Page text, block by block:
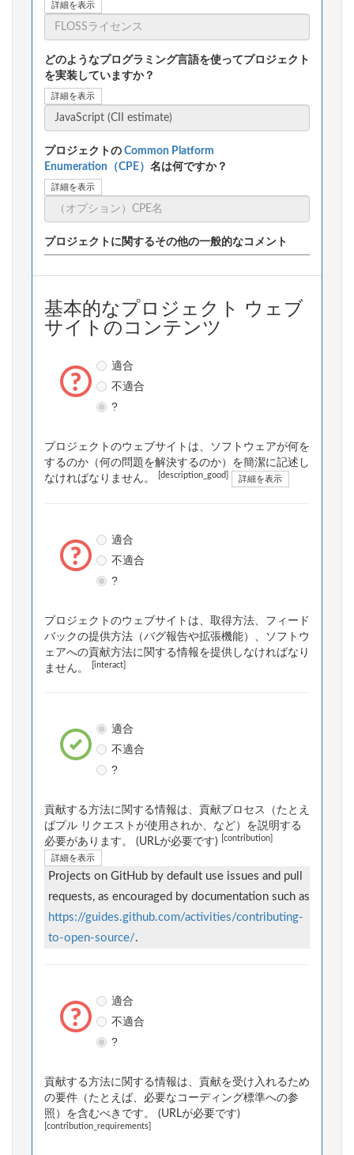
詳細を表示
どのようなプログラミング言語を使ってプロジェクト
を実装していますか？
詳細を表示
プロジェクトの Common Platform
Enumeration（CPE） 名は何ですか？
詳細を表示
プロジェクトに関するその他の一般的なコメント
基本的なプロジェクト ウェブ
サイトのコンテンツ
適合
不適合
?
プロジェクトのウェブサイトは、ソフトウェアが何を
するのか（何の問題を解決するのか）を簡潔に記述し
なければなりません。
[description_good] 詳細を表示
適合
不適合
?
プロジェクトのウェブサイトは、取得方法、フィード
バックの提供方法（バグ報告や拡張機能）、ソフトウ
ェアへの貢献方法に関する情報を提供しなければなり
ません。
[interact]
適合
不適合
?
貢献する方法に関する情報は、貢献プロセス（たとえ
ばプル リクエストが使用されか、など）を説明する
必要があります。 (URLが必要です)
[contribution]
詳細を表示
Projects on GitHub by default use issues and pull
requests, as encouraged by documentation such as
https://guides.github.com/activities/contributing-
to-open-source/.
適合
不適合
?
貢献する方法に関する情報は、貢献を受け入れるため
の要件（たとえば、必要なコーディング標準への参
照）を含むべきです。 (URLが必要です)
[contribution_requirements]